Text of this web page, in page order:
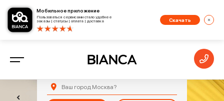
Мобильное приложение
Пользоваться сервисами стало удобнее
заказы | статусы | оплата | доставка
Скачать
Ваш город Москва?